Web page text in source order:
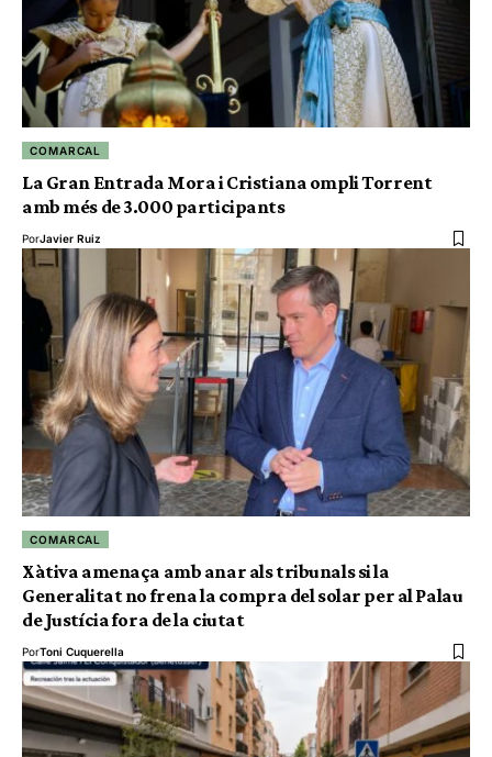
COMARCAL
La Gran Entrada Mora i Cristiana ompli Torrent
amb més de 3.000 participants
PorJavier Ruiz
COMARCAL
Xàtiva amenaça amb anar als tribunals si la
Generalitat no frena la compra del solar per al Palau
de Justícia fora de la ciutat
PorToni Cuquerella